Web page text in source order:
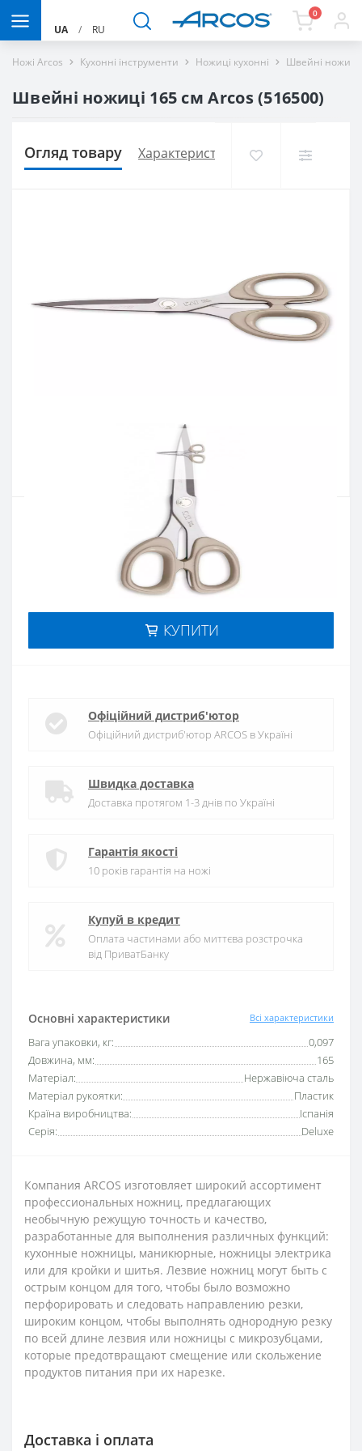
UA / RU
0
Ножі Arcos Кухонні інструменти Ножиці кухонні Швейні ножиці
Швейні ножиці 165 см Arcos (516500)
Огляд товару Характеристики Доставка і
немає в наявностi
Цiна 1 438 грн.
КУПИТИ
Основні характеристики Всі характеристики
Вага упаковки, кг:
0,097
Довжина, мм:
165
Матеріал:
Нержавіюча сталь
Матеріал рукоятки:
Пластик
Країна виробництва:
Іспанія
Серія:
Deluxe
Офіційний дистриб'ютор
Офіційний дистриб'ютор ARCOS в Україні
Швидка доставка
Доставка протягом 1-3 днів по Україні
Гарантія якості
10 років гарантія на ножі
Купуй в кредит
Оплата частинами або миттєва розстрочка
від ПриватБанку
Компания ARCOS изготовляет широкий ассортимент
профессиональных ножниц, предлагающих
необычную режущую точность и качество,
разработанные для выполнения различных функций:
кухонные ножницы, маникюрные, ножницы электрика
или для кройки и шитья. Лезвие ножниц могут быть с
острым концом для того, чтобы было возможно
перфорировать и следовать направлению резки,
широким концом, чтобы выполнять однородную резку
по всей длине лезвия или ножницы с микрозубцами,
которые предотвращают смещение или скольжение
продуктов питания при их нарезке.
Доставка і оплата